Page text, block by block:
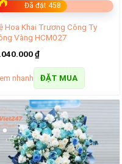
Đã đặt 458
Hoa Khai Trương Công Ty
Vàng HCM027
₫
nhanh ĐẶT MUA